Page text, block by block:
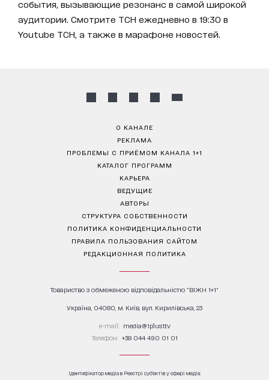
события, вызывающие резонанс в самой широкой
аудитории. Смотрите ТСН ежедневно в 19:30 в
Youtube ТСН, а также в марафоне новостей.
О КАНАЛЕ
РЕКЛАМА
ПРОБЛЕМЫ С ПРИЁМОМ КАНАЛА 1+1
КАТАЛОГ ПРОГРАММ
КАРЬЕРА
ВЕДУЩИЕ
АВТОРЫ
СТРУКТУРА СОБСТВЕННОСТИ
ПОЛИТИКА КОНФИДЕНЦИАЛЬНОСТИ
ПРАВИЛА ПОЛЬЗОВАНИЯ САЙТОМ
РЕДАКЦИОННАЯ ПОЛИТИКА
Товариство з обмеженою відповідальністю "ВІЖН 1+1"
Україна, 04080, м. Київ, вул. Кирилівська, 23
е-mail: media@1plus1.tv
Телефон: +38 044 490 01 01
Ідентифікатор медіа в Реєстрі суб’єктів у сфері медіа: